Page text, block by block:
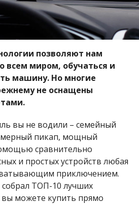
позволяют нам
всем миром, обучаться и
машину. Но многие
не оснащены
вы не водили – семейный
пикап, мощный
сравнительно
и простых устройств любая
приключением.
собрал ТОП-10 лучших
можете купить прямо